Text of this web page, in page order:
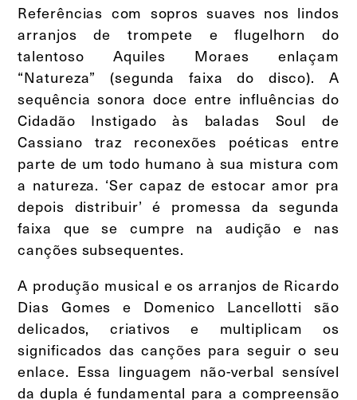
Referências com sopros suaves nos lindos
arranjos de trompete e flugelhorn do
talentoso Aquiles Moraes enlaçam
“Natureza” (segunda faixa do disco). A
sequência sonora doce entre influências do
Cidadão Instigado às baladas Soul de
Cassiano traz reconexões poéticas entre
parte de um todo humano à sua mistura com
a natureza. ‘Ser capaz de estocar amor pra
depois distribuir’ é promessa da segunda
faixa que se cumpre na audição e nas
canções subsequentes.
A produção musical e os arranjos de Ricardo
Dias Gomes e Domenico Lancellotti são
delicados, criativos e multiplicam os
significados das canções para seguir o seu
enlace. Essa linguagem não-verbal sensível
da dupla é fundamental para a compreensão